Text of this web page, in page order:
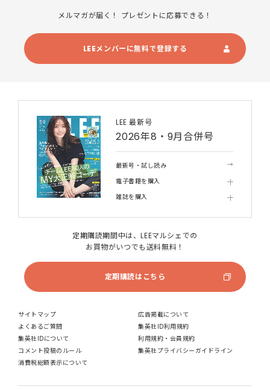
メルマガが届く！ プレゼントに応募できる！
LEEメンバーに無料で登録する
LEE 最新号
2026年8・9月合併号
最新号・試し読み
電子書籍を購入
雑誌を購入
定期購読期間中は、LEEマルシェでの
お買物がいつでも送料無料！
定期購読はこちら
サイトマップ
広告掲載について
よくあるご質問
集英社ID利用規約
集英社IDについて
利用規約・会員規約
コメント投稿のルール
集英社プライバシーガイドライン
消費税総額表示について